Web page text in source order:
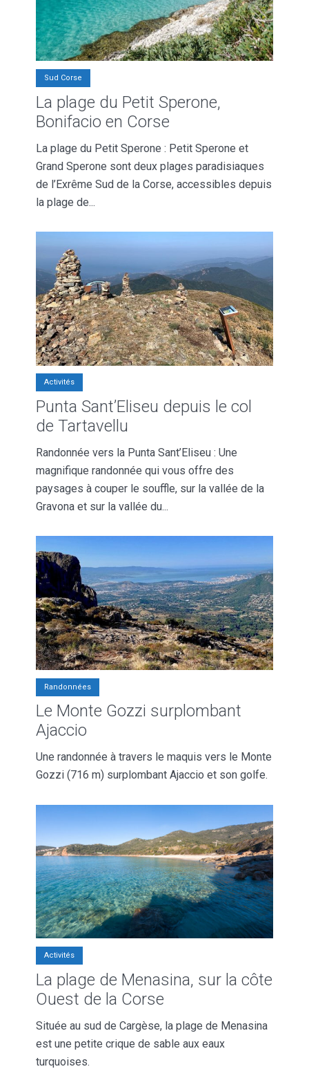
Sud Corse
La plage du Petit Sperone,
Bonifacio en Corse
La plage du Petit Sperone : Petit Sperone et
Grand Sperone sont deux plages paradisiaques
de l’Exrême Sud de la Corse, accessibles depuis
la plage de...
Activités
Punta Sant’Eliseu depuis le col
de Tartavellu
Randonnée vers la Punta Sant’Eliseu : Une
magnifique randonnée qui vous offre des
paysages à couper le souffle, sur la vallée de la
Gravona et sur la vallée du...
Randonnées
Le Monte Gozzi surplombant
Ajaccio
Une randonnée à travers le maquis vers le Monte
Gozzi (716 m) surplombant Ajaccio et son golfe.
Activités
La plage de Menasina, sur la côte
Ouest de la Corse
Située au sud de Cargèse, la plage de Menasina
est une petite crique de sable aux eaux
turquoises.